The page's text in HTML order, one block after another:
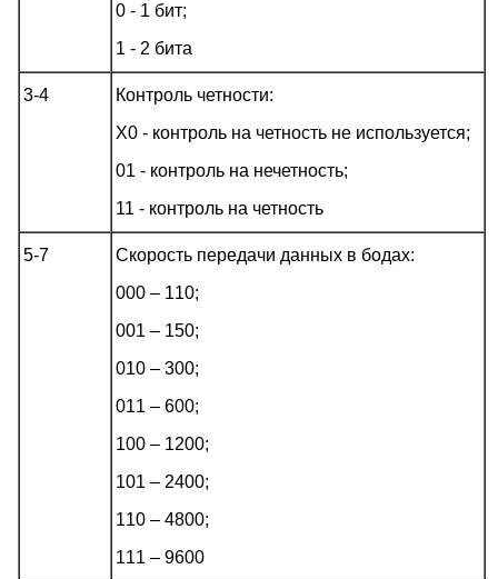
0 - 1 бит;
1 - 2 бита
3-4
Контроль четности:
X0 - контроль на четность не используется;
01 - контроль на нечетность;
11 - контроль на четность
5-7
Скорость передачи данных в бодах:
000 – 110;
001 – 150;
010 – 300;
011 – 600;
100 – 1200;
101 – 2400;
110 – 4800;
111 – 9600